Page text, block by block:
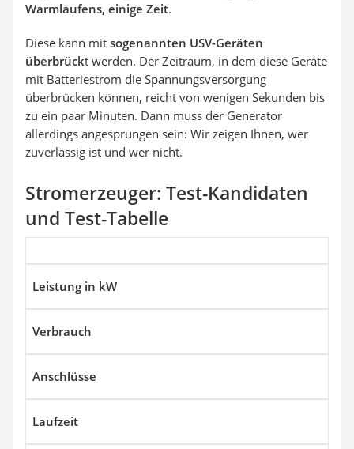
Warmlaufens, einige Zeit.
Diese kann mit sogenannten USV-Geräten
überbrückt werden. Der Zeitraum, in dem diese Geräte
mit Batteriestrom die Spannungsversorgung
überbrücken können, reicht von wenigen Sekunden bis
zu ein paar Minuten. Dann muss der Generator
allerdings angesprungen sein: Wir zeigen Ihnen, wer
zuverlässig ist und wer nicht.
Stromerzeuger: Test-Kandidaten
und Test-Tabelle
Leistung in kW
Verbrauch
Anschlüsse
Laufzeit